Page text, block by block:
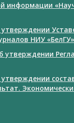
информации
НИУ «БелГУ»
утверждении